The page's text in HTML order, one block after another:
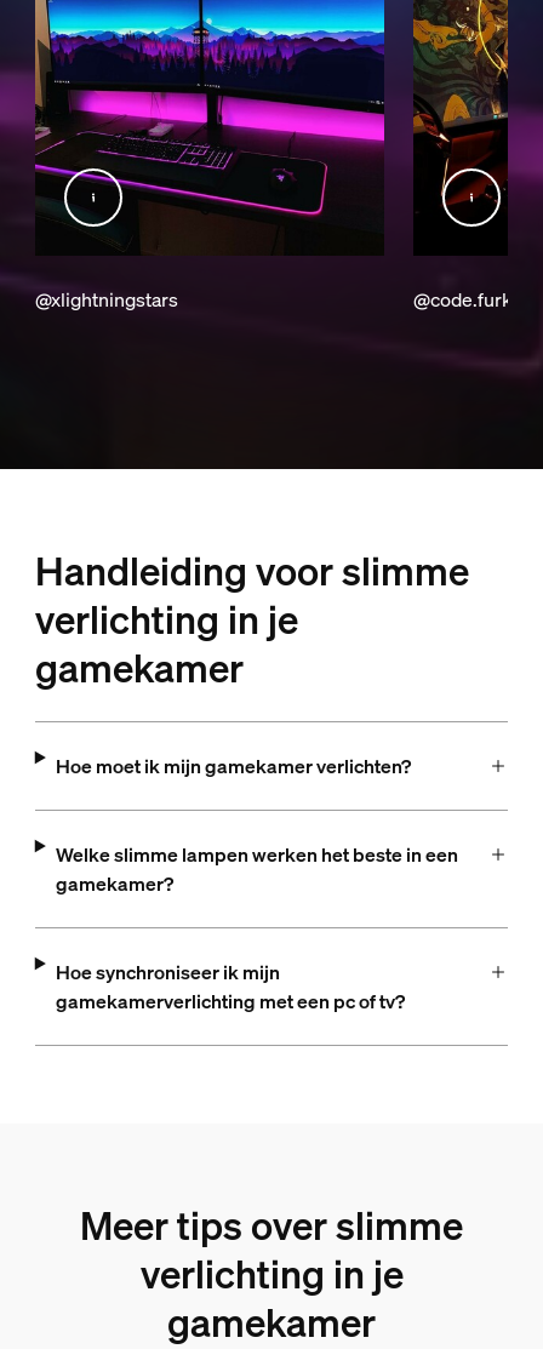
@xlightningstars @code.furkan
Handleiding voor slimme
verlichting in je
gamekamer
Hoe moet ik mijn gamekamer verlichten?
Welke slimme lampen werken het beste in een
gamekamer?
Hoe synchroniseer ik mijn
gamekamerverlichting met een pc of tv?
Meer tips over slimme
verlichting in je
gamekamer